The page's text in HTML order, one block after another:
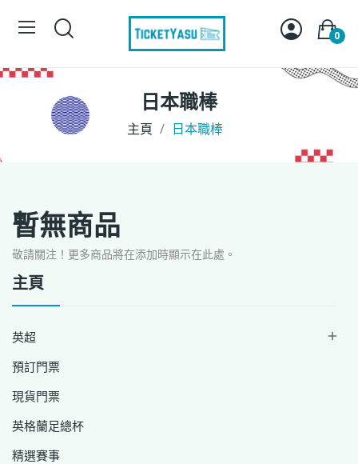
0
日本職棒
主頁 日本職棒
主頁
英超 
預訂門票
現貨門票
英格蘭足總杯
精選賽事
暫無商品
敬請關注！更多商品將在添加時顯示在此處。